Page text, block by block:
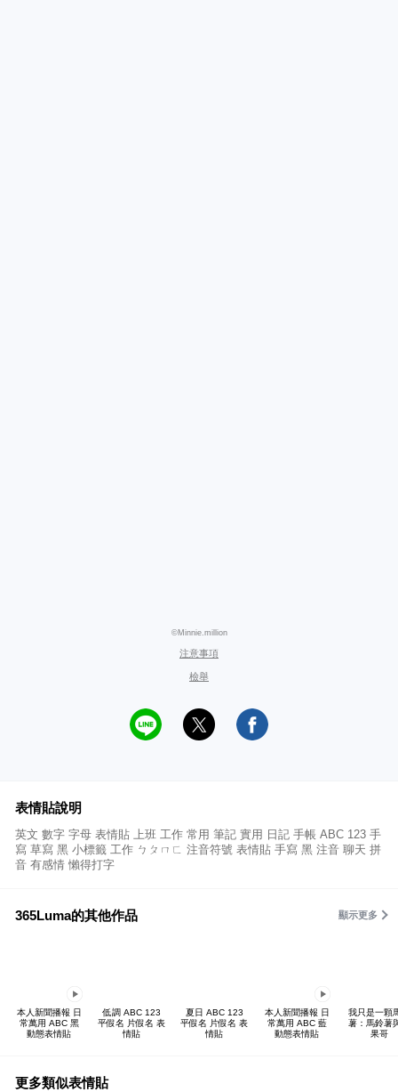
©Minnie.million
注意事項
檢舉
表情貼說明
英文 數字 字母 表情貼 上班 工作 常用 筆記 實用 日記 手帳 ABC 123 手
寫 草寫 黑 小標籤 工作 ㄅㄆㄇㄈ 注音符號 表情貼 手寫 黑 注音 聊天 拼
音 有感情 懶得打字
365Luma的其他作品 顯示更多
本人新聞播報 日
常萬用 ABC 黑
動態表情貼
低調 ABC 123
平假名 片假名 表
情貼
夏日 ABC 123
平假名 片假名 表
情貼
本人新聞播報 日
常萬用 ABC 藍
動態表情貼
我只是一顆
薯：馬鈴薯
果哥
更多類似表情貼